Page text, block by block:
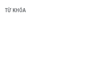
TỪ KHÓA